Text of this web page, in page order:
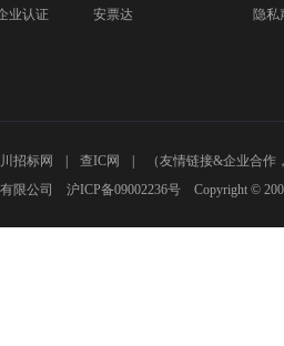
业认证 安票达 隐私
招标网 查IC网
（友情链接&企业合作
限公司 沪ICP备09002236号 Copyright ©